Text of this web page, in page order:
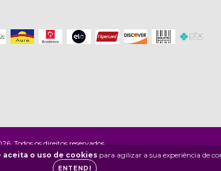
aceita o uso de cookiespara agilizar a sua experiência de
ENTENDI
Todos os direitos reservados.